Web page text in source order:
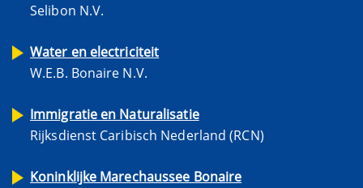
Selibon N.V.
Water en electriciteit
W.E.B. Bonaire N.V.
Immigratie en Naturalisatie
Rijksdienst Caribisch Nederland (RCN)
Koninklijke Marechaussee Bonaire